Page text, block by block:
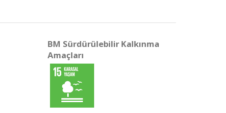
BM Sürdürülebilir Kalkınma
Amaçları